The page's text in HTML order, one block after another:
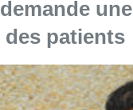
une
patients